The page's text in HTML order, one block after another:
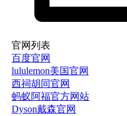
官网列表
百度官网
lululemon美国官网
西祠胡同官网
蚂蚁阿福官方网站
Dyson戴森官网